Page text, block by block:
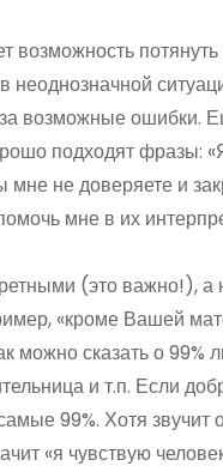
возможность
неоднозначной
возможные ошибки.
подходят фразы:
мне не доверяете и
мне в их
(это важно!),
«кроме Вашей
можно сказать о
и т.п. Если
99%. Хотя
«я чувствую